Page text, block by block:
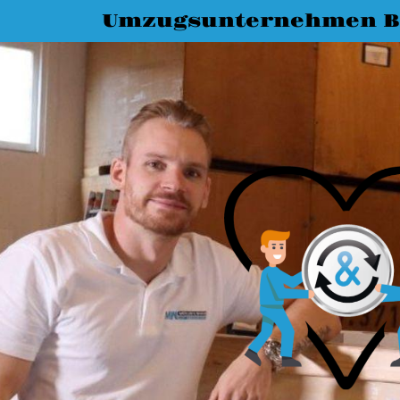
Umzugsunternehmen